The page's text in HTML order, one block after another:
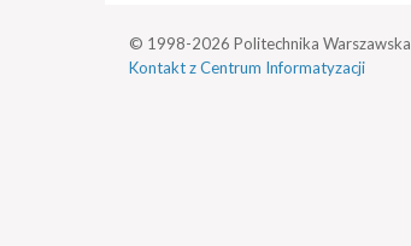
© 1998-2026 Politechnika Warszawska
Kontakt z Centrum Informatyzacji